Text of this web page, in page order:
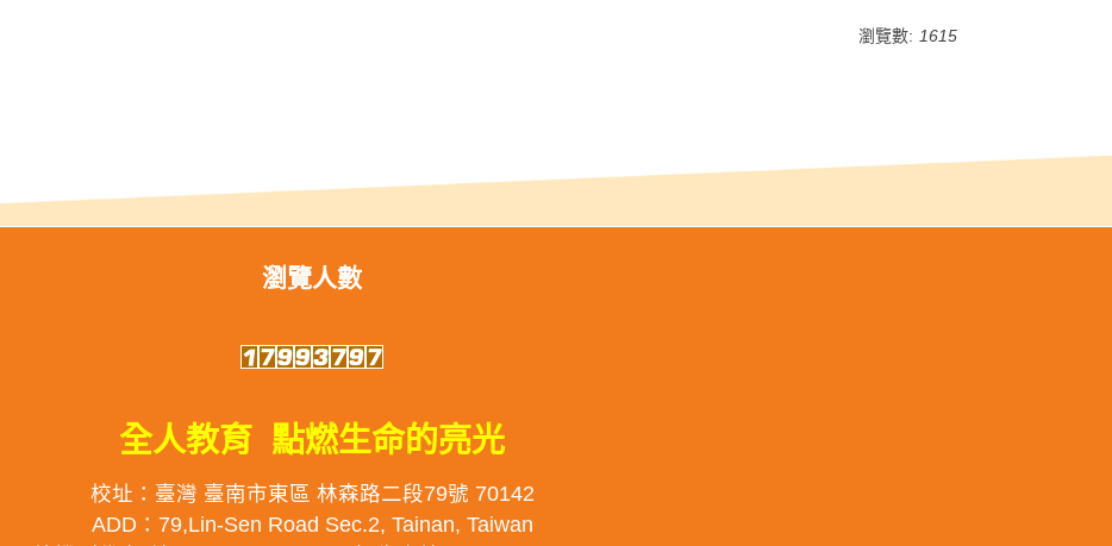
瀏覽數: 1615
瀏覽人數
全人教育 點燃生命的亮光
校址：臺灣 臺南市東區 林森路二段79號 70142
ADD：79,Lin-Sen Road Sec.2, Tainan, Taiwan